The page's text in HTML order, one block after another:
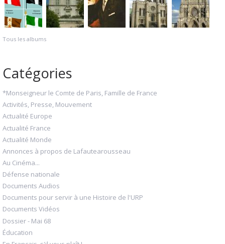
Tous les albums
Catégories
*Monseigneur le Comte de Paris, Famille de France
Activités, Presse, Mouvement
Actualité Europe
Actualité France
Actualité Monde
Annonces à propos de Lafautearousseau
Au Cinéma...
Défense nationale
Documents Audios
Documents pour servir à une Histoire de l'URP
Documents Vidéos
Dossier - Mai 68
Éducation